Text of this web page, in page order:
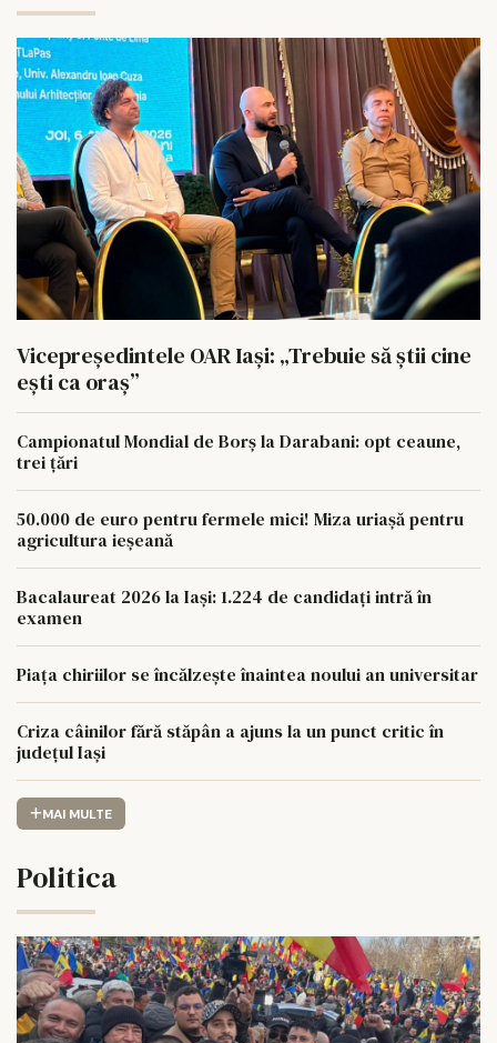
Vicepreședintele OAR Iași: „Trebuie să știi cine
ești ca oraș”
Campionatul Mondial de Borș la Darabani: opt ceaune,
trei țări
50.000 de euro pentru fermele mici! Miza uriașă pentru
agricultura ieșeană
Bacalaureat 2026 la Iași: 1.224 de candidați intră în
examen
Piața chiriilor se încălzește înaintea noului an universitar
Criza câinilor fără stăpân a ajuns la un punct critic în
județul Iași
MAI MULTE
Politica